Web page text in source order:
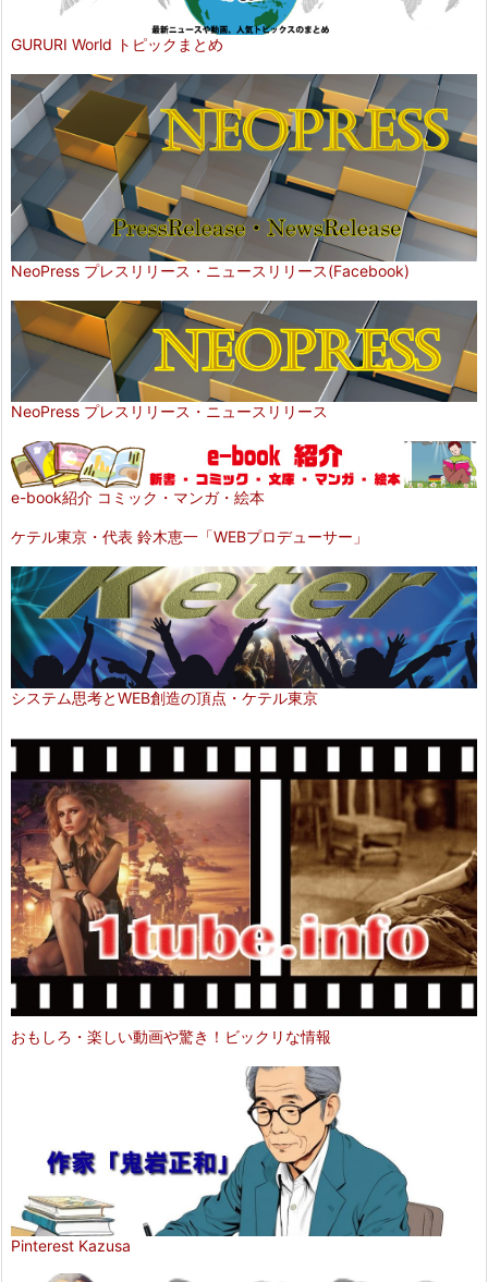
GURURI World トピックまとめ
NeoPress プレスリリース・ニュースリリース(Facebook)
NeoPress プレスリリース・ニュースリリース
e-book紹介 コミック・マンガ・絵本
ケテル東京・代表 鈴木恵一「WEBプロデューサー」
システム思考とWEB創造の頂点・ケテル東京
おもしろ・楽しい動画や驚き！ビックリな情報
Pinterest Kazusa